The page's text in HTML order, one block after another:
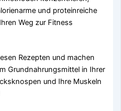
und proteinreiche
Weg zur Fitness
Rezepten und machen
Grundnahrungsmittel in Ihrer
und Ihre Muskeln